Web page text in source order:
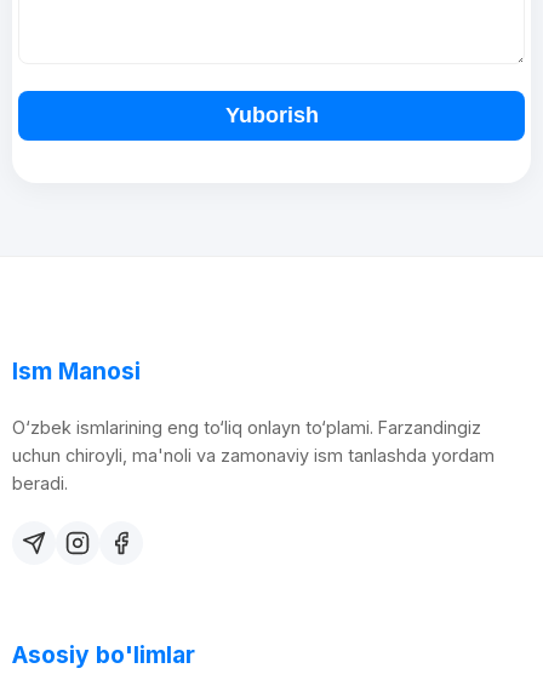
Yuborish
Ism Manosi
O‘zbek ismlarining eng to‘liq onlayn to‘plami. Farzandingiz
uchun chiroyli, ma'noli va zamonaviy ism tanlashda yordam
beradi.
Asosiy bo'limlar